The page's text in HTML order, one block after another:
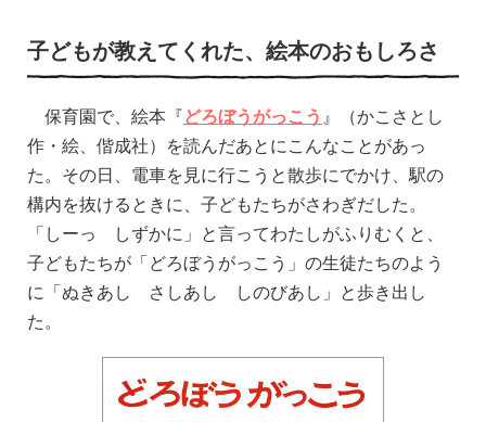
子どもが教えてくれた、絵本のおもしろさ
保育園で、絵本『どろぼうがっこう 』（かこさとし
作・絵、偕成社）を読んだあとにこんなことがあっ
た。その日、電車を見に行こうと散歩にでかけ、駅の
構内を抜けるときに、子どもたちがさわぎだした。
「しーっ しずかに」と言ってわたしがふりむくと、
子どもたちが「どろぼうがっこう」の生徒たちのよう
に「ぬきあし さしあし しのびあし」と歩き出し
た。